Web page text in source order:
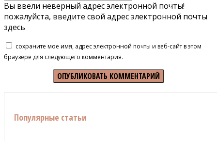
Вы ввели неверный адрес электронной почты!
пожалуйста, введите свой адрес электронной почты
здесь
сохраните мое имя, адрес электронной почты и веб-сайт в этом
браузере для следующего комментария.
Популярные статьи